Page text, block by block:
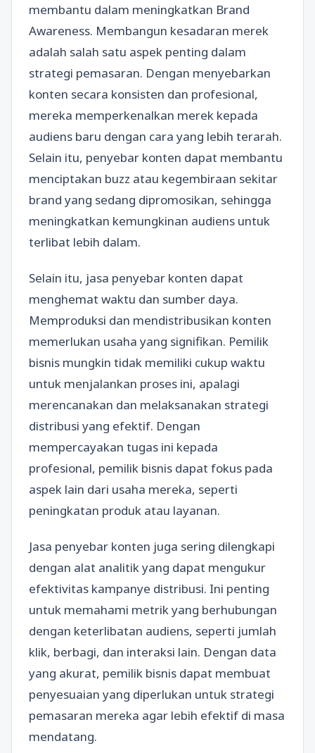
membantu dalam meningkatkan Brand
Awareness. Membangun kesadaran merek
adalah salah satu aspek penting dalam
strategi pemasaran. Dengan menyebarkan
konten secara konsisten dan profesional,
mereka memperkenalkan merek kepada
audiens baru dengan cara yang lebih terarah.
Selain itu, penyebar konten dapat membantu
menciptakan buzz atau kegembiraan sekitar
brand yang sedang dipromosikan, sehingga
meningkatkan kemungkinan audiens untuk
terlibat lebih dalam.
Selain itu, jasa penyebar konten dapat
menghemat waktu dan sumber daya.
Memproduksi dan mendistribusikan konten
memerlukan usaha yang signifikan. Pemilik
bisnis mungkin tidak memiliki cukup waktu
untuk menjalankan proses ini, apalagi
merencanakan dan melaksanakan strategi
distribusi yang efektif. Dengan
mempercayakan tugas ini kepada
profesional, pemilik bisnis dapat fokus pada
aspek lain dari usaha mereka, seperti
peningkatan produk atau layanan.
Jasa penyebar konten juga sering dilengkapi
dengan alat analitik yang dapat mengukur
efektivitas kampanye distribusi. Ini penting
untuk memahami metrik yang berhubungan
dengan keterlibatan audiens, seperti jumlah
klik, berbagi, dan interaksi lain. Dengan data
yang akurat, pemilik bisnis dapat membuat
penyesuaian yang diperlukan untuk strategi
pemasaran mereka agar lebih efektif di masa
mendatang.